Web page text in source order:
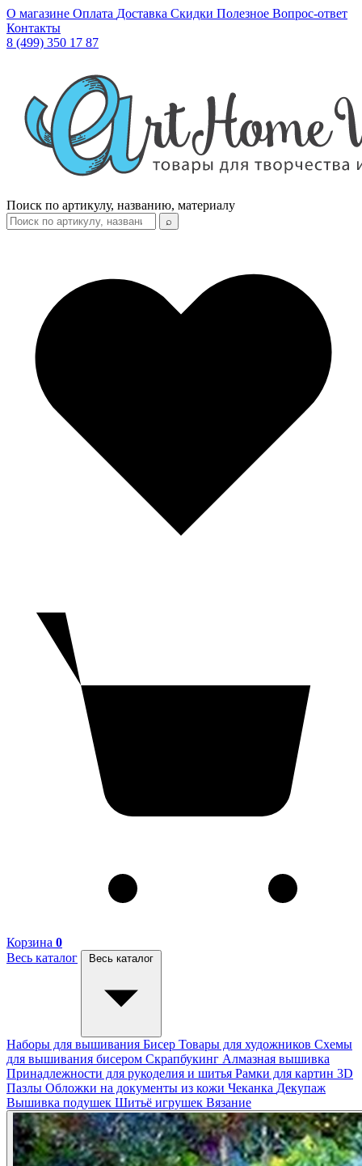
О магазине Оплата Доставка Скидки Полезное Вопрос-ответ
Контакты
8 (499) 350 17 87
Поиск по артикулу, названию, материалу
⌕
Корзина 0
Весь каталог
Весь каталог
Наборы для вышивания Бисер Товары для художников Схемы
для вышивания бисером Скрапбукинг Алмазная вышивка
Принадлежности для рукоделия и шитья Рамки для картин 3D
Пазлы Обложки на документы из кожи Чеканка Декупаж
Вышивка подушек Шитьё игрушек Вязание